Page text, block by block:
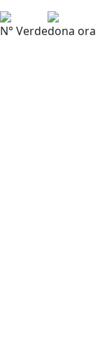
N° Verdedona ora